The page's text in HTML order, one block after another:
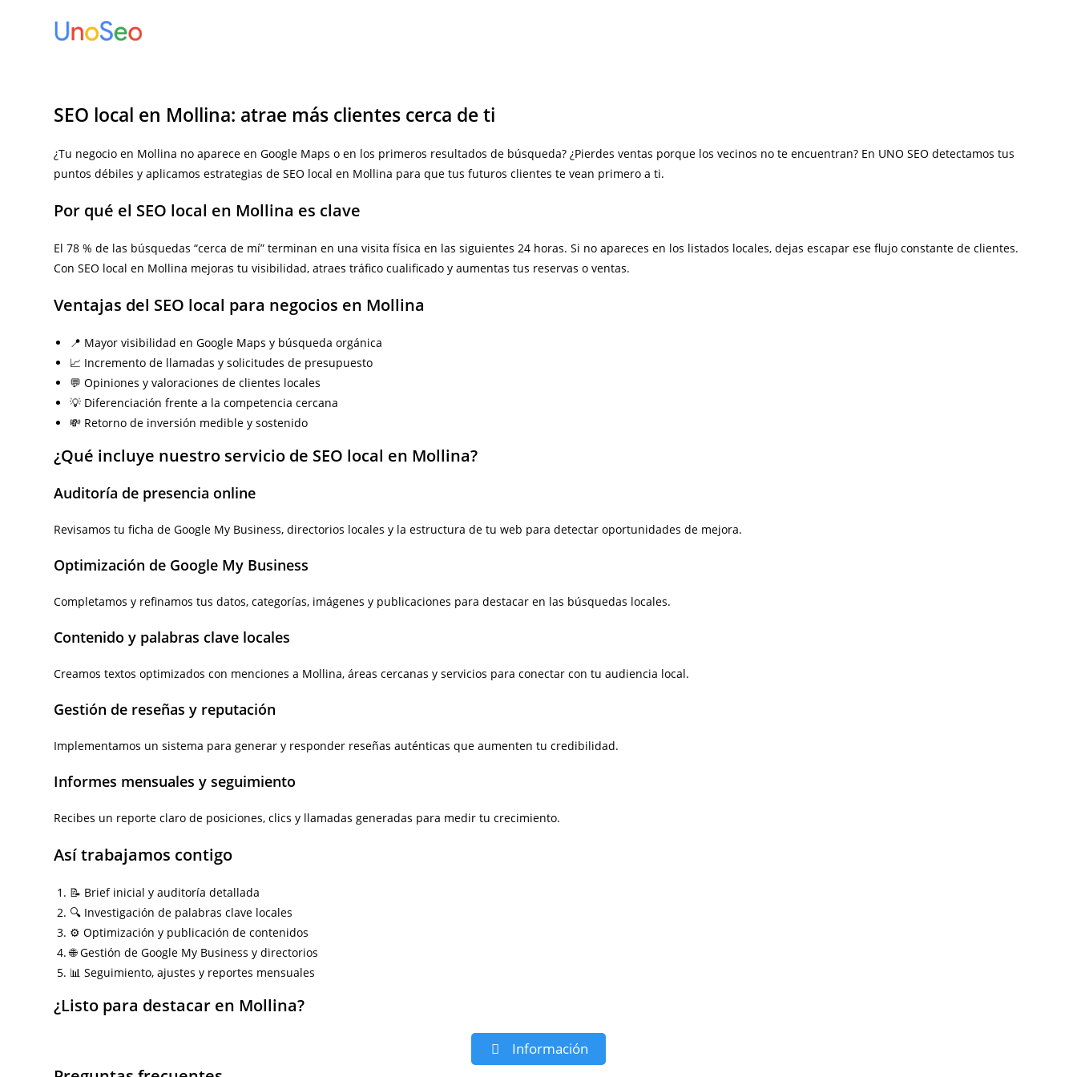
SEO local en Mollina: atrae más clientes cerca de ti
¿Tu negocio en Mollina no aparece en Google Maps o en los primeros resultados de búsqueda? ¿Pierdes ventas porque los vecinos no te encuentran? En UNO SEO detectamos tus
puntos débiles y aplicamos estrategias de SEO local en Mollina para que tus futuros clientes te vean primero a ti.
Por qué el SEO local en Mollina es clave
El 78 % de las búsquedas “cerca de mí” terminan en una visita física en las siguientes 24 horas. Si no apareces en los listados locales, dejas escapar ese flujo constante de clientes.
Con SEO local en Mollina mejoras tu visibilidad, atraes tráfico cualificado y aumentas tus reservas o ventas.
Ventajas del SEO local para negocios en Mollina
📍 Mayor visibilidad en Google Maps y búsqueda orgánica
📈 Incremento de llamadas y solicitudes de presupuesto
💬 Opiniones y valoraciones de clientes locales
💡 Diferenciación frente a la competencia cercana
💸 Retorno de inversión medible y sostenido
¿Qué incluye nuestro servicio de SEO local en Mollina?
Auditoría de presencia online
Revisamos tu ficha de Google My Business, directorios locales y la estructura de tu web para detectar oportunidades de mejora.
Optimización de Google My Business
Completamos y refinamos tus datos, categorías, imágenes y publicaciones para destacar en las búsquedas locales.
Contenido y palabras clave locales
Creamos textos optimizados con menciones a Mollina, áreas cercanas y servicios para conectar con tu audiencia local.
Gestión de reseñas y reputación
Implementamos un sistema para generar y responder reseñas auténticas que aumenten tu credibilidad.
Informes mensuales y seguimiento
Recibes un reporte claro de posiciones, clics y llamadas generadas para medir tu crecimiento.
Así trabajamos contigo
📝 Brief inicial y auditoría detallada
🔍 Investigación de palabras clave locales
⚙️ Optimización y publicación de contenidos
🌐 Gestión de Google My Business y directorios
📊 Seguimiento, ajustes y reportes mensuales
¿Listo para destacar en Mollina?
Información